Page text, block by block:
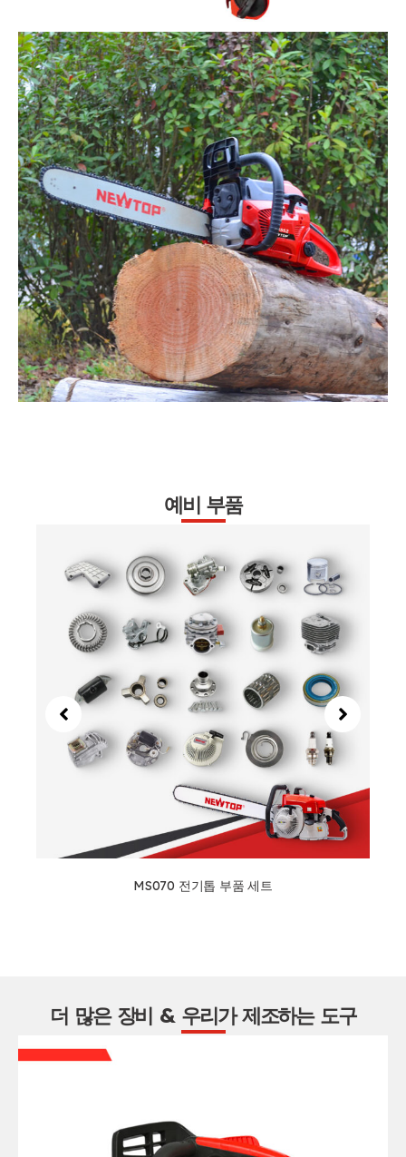
예비 부품
MS070 전기톱 부품 세트
더 많은 장비 & 우리가 제조하는 도구